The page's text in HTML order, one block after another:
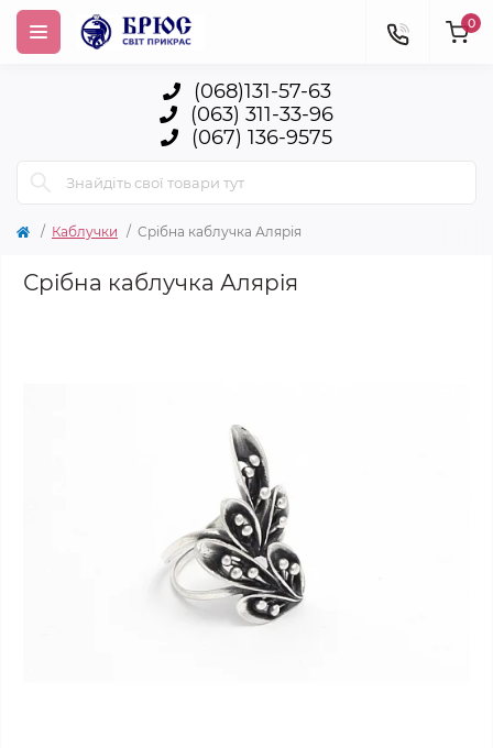
(068)131-57-63
(063) 311-33-96
(067) 136-9575
0
Каблучки Срібна каблучка Алярія
Срібна каблучка Алярія